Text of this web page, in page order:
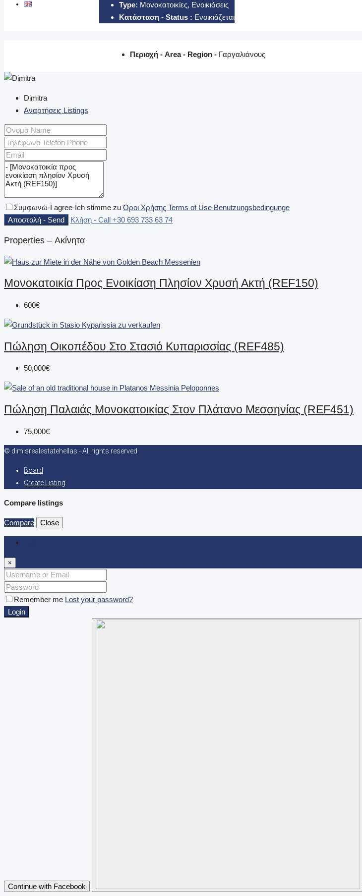
Type: Μονοκατοικίες, Ενοικιάσεις
Κατάσταση - Status : Ενοικιάζεται
Περιοχή - Area - Region - Γαργαλιάνους
Dimitra
Αναρτήσεις Listings
Συμφωνώ-I agree-Ich stimme zuΌροι Χρήσης Terms of Use Benutzungsbedingunge
Αποστολή - Send
Κλήση - Call +30 693 733 63 74
Properties – Ακίνητα
Μονοκατοικία Προς Ενοικίαση Πλησίον Χρυσή Ακτή (REF150)
600€
Πώληση Οικοπέδου Στο Στασιό Κυπαρισσίας (REF485)
50,000€
Πώληση Παλαιάς Μονοκατοικίας Στον Πλάτανο Μεσσηνίας (REF451)
75,000€
© dimisrealestatehellas - All rights reserved
Board
Create Listing
Compare listings
Compare Close
×
Remember me Lost your password?
Login
Continue with Facebook